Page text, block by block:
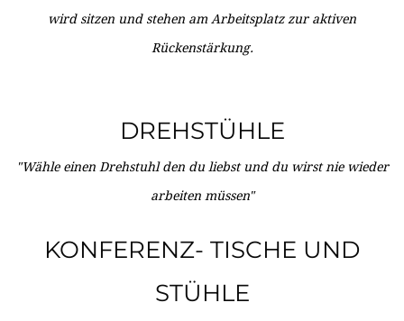
wird sitzen und stehen am Arbeitsplatz zur aktiven
Rückenstärkung.
DREHSTÜHLE
"Wähle einen Drehstuhl den du liebst und du wirst nie wieder
arbeiten müssen"
KONFERENZ- TISCHE UND
STÜHLE